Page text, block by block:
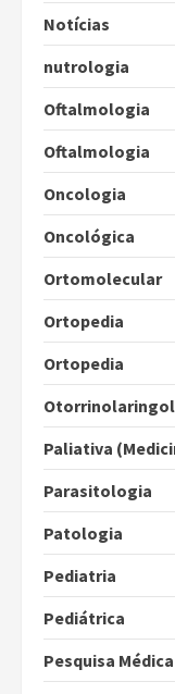
Notícias
nutrologia
Oftalmologia
Oftalmologia
Oncologia
Oncológica
Ortomolecular
Ortopedia
Ortopedia
Paliativa
Parasitologia
Patologia
Pediatria
Pediátrica
Pesquisa Médica